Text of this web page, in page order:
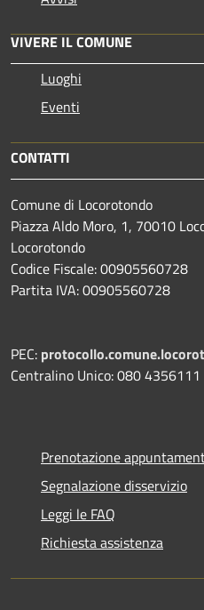
VIVERE IL COMUNE
Luoghi
Eventi
CONTATTI
Comune di Locorotondo
Piazza Aldo Moro, 1, 70010
Locorotondo
Codice Fiscale: 00905560728
Partita IVA: 00905560728
PEC:
Centralino Unico: 080 4356111
Prenotazione
Segnalazione disservizio
Leggi le FAQ
Richiesta assistenza